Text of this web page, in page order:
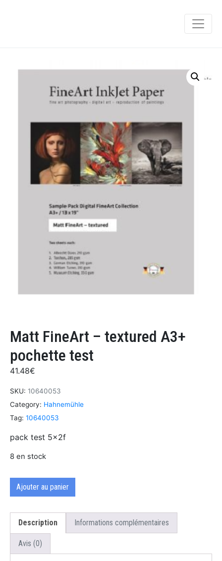
Matt FineArt – textured A3+
pochette test
41.48€
SKU: 10640053
Category: Hahnemühle
Tag: 10640053
pack test 5x2f
8 en stock
Ajouter au panier
Description Informations complémentaires
Avis (0)